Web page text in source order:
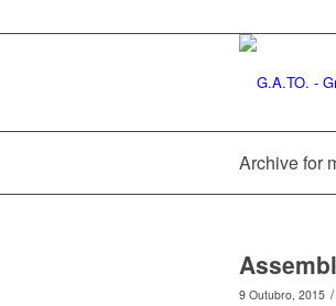
Archive for
9 Outubro, 2015 /